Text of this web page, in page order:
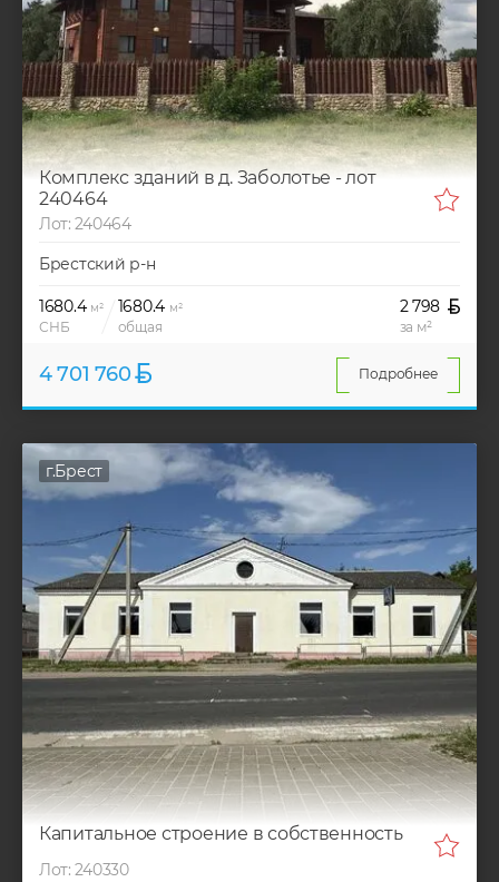
Комплекс зданий в д. Заболотье - лот
240464
Лот: 240464
Брестский р-н
1680.4 м²
СНБ
1680.4 м²
общая
2 798
за м²
4 701 760 Подробнее
г.Брест
Капитальное строение в собственность
Лот: 240330